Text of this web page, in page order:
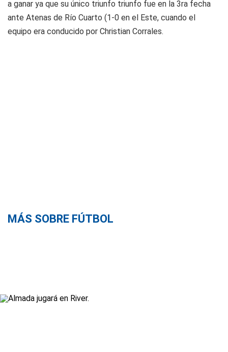
a ganar ya que su único triunfo triunfo fue en la 3ra fecha
ante Atenas de Río Cuarto (1-0 en el Este, cuando el
equipo era conducido por Christian Corrales.
MÁS SOBRE FÚTBOL